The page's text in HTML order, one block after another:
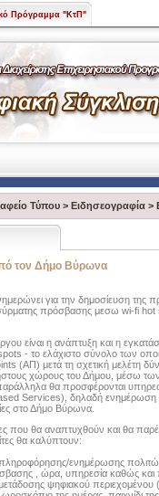
Πρόγραμμα "ΚτΠ"
Τύπου > Ειδησεογραφία >
τον Δήμο Βύρωνα
για την δημοσίευση της
πρόσβασης μεσω wi-fi hot
είναι η ανάπτυξη και η
- το ελάχιστο σύνολο των
(ΑΠ) μετά τη σχετική μελέτη
χώρους του Δήμου, μέσω
παράλληλα θα προσφέρονται
Services), δηλαδή ενημέρωση
στο Δήμο Βύρωνα.
που θα αναπτυχθούν και θα
θα καλύπτουν:
ενημέρωσης
, ώρα, υπηρεσία καθώς και
ψηφιακού περιεχομένου